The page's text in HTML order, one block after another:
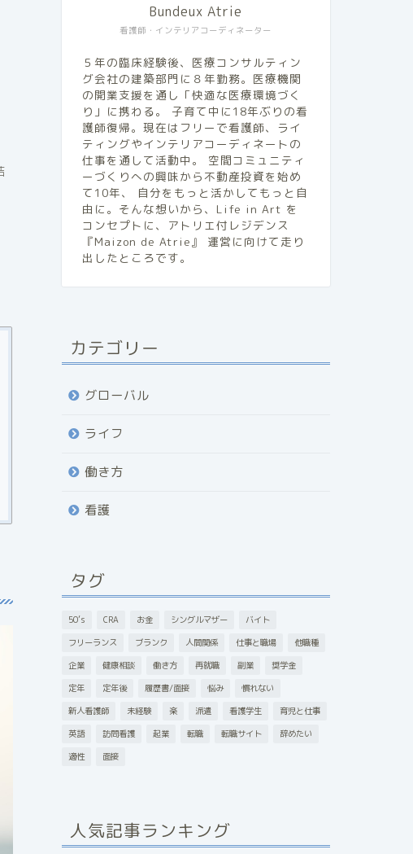
看護師・インテリアコーディネーター
Bundeux Atrie
５年の臨床経験後、医療コンサルティン
グ会社の建築部門に８年勤務。医療機関
の開業支援を通し「快適な医療環境づく
り」に携わる。 子育て中に18年ぶりの看
護師復帰。現在はフリーで看護師、ライ
ティングやインテリアコーディネートの
仕事を通して活動中。 空間コミュニティ
ーづくりへの興味から不動産投資を始め
て10年、 自分をもっと活かしてもっと自
由に。そんな想いから、Life in Art を
コンセプトに、アトリエ付レジデンス
『Maizon de Atrie』 運営に向けて走り
出したところです。
カテゴリー
グローバル
ライフ
働き方
看護
タグ
50’s CRA お金 シングルマザー
バイト
フリーランス
ブランク 人間関係 仕事と職場
他職種
企業
健康相談 働き方 再就職 副業
奨学金
定年
定年後 履歴書/面接 悩み
慣れない
新人看護師
未経験 楽 派遣 看護学生
育児と仕事
英語
訪問看護 起業 転職 転職サイト
辞めたい
適性
面接
人気記事ランキング